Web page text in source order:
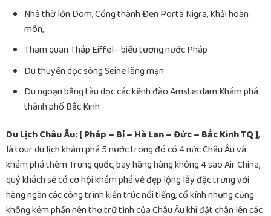
Nhà thờ lớn Dom, Cổng thành Đen Porta Nigra, Khải hoàn
môn,
Tham quan Tháp Eiffel– biểu tượng nước Pháp
Du thuyền dọc sông Seine lãng mạn
Du ngoạn bằng tàu dọc các kênh đào Amsterdam Khám phá
thành phố Bắc Kinh
Du Lịch Châu Âu: [ Pháp – Bỉ – Hà Lan – Đức – Bắc Kinh TQ ],
là tour du lịch khám phá 5 nước trong đó có 4 nức Châu Âu và
khám phá thêm Trung quốc, bay hãng hàng không 4 sao Air China,
quý khách sẽ có cơ hội khám phá vẻ đẹp lộng lẫy đặc trưng với
hàng ngàn các công trình kiến trúc nổi tiếng, cổ kính nhưng cũng
không kém phần nên thơ trữ tình của Châu Âu khi đặt chân lên các